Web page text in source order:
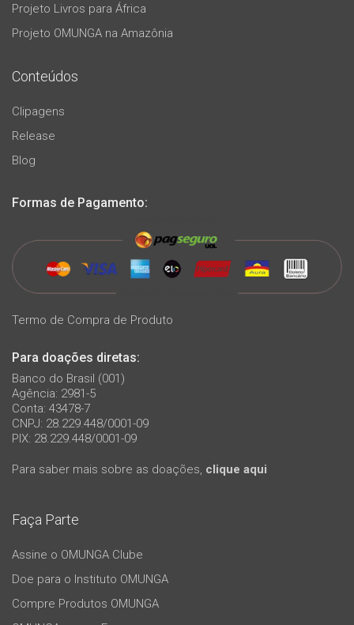
Projeto Livros para África
Projeto OMUNGA na Amazônia
Conteúdos
Clipagens
Release
Blog
Formas de Pagamento:
Termo de Compra de Produto
Para doações diretas:
Banco do Brasil (001)
Agência: 2981-5
Conta: 43478-7
CNPJ: 28.229.448/0001-09
PIX: 28.229.448/0001-09
Para saber mais sobre as doações, clique aqui
Faça Parte
Assine o OMUNGA Clube
Doe para o Instituto OMUNGA
Compre Produtos OMUNGA